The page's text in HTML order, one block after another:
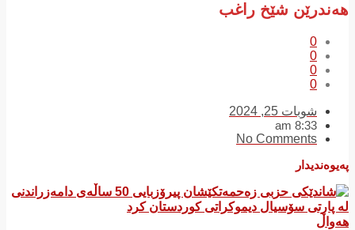
هەندرێن شێخ راغب
0
0
0
0
شوبات 25, 2024
8:33 am
No Comments
پەیوەندیدار
هەواڵ